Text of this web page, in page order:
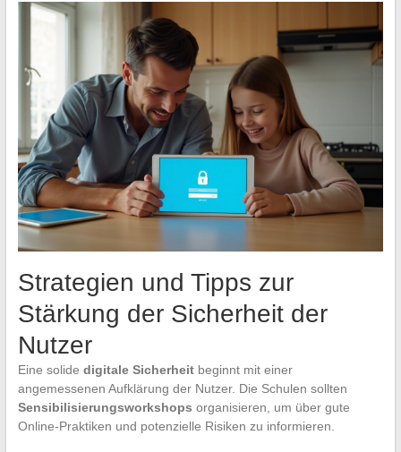
Strategien und Tipps zur
Stärkung der Sicherheit der
Nutzer
Eine solide digitale Sicherheitbeginnt mit einer
angemessenen Aufklärung der Nutzer. Die Schulen sollten
Sensibilisierungsworkshops organisieren, um über gute
Online-Praktiken und potenzielle Risiken zu informieren.